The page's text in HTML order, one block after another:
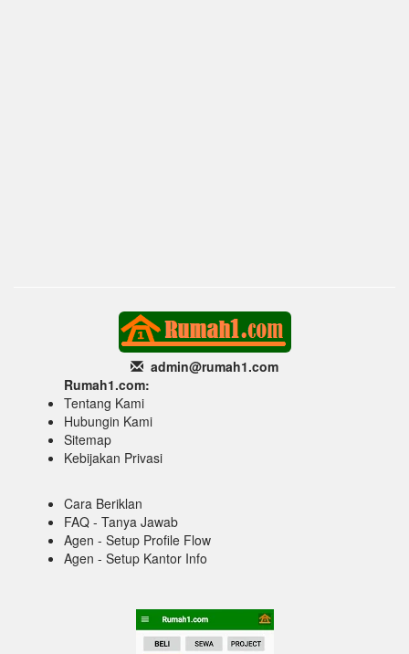
admin@rumah1.com
Rumah1.com:
Tentang Kami
Hubungin Kami
Sitemap
Kebijakan Privasi
Cara Beriklan
FAQ - Tanya Jawab
Agen - Setup Profile Flow
Agen - Setup Kantor Info